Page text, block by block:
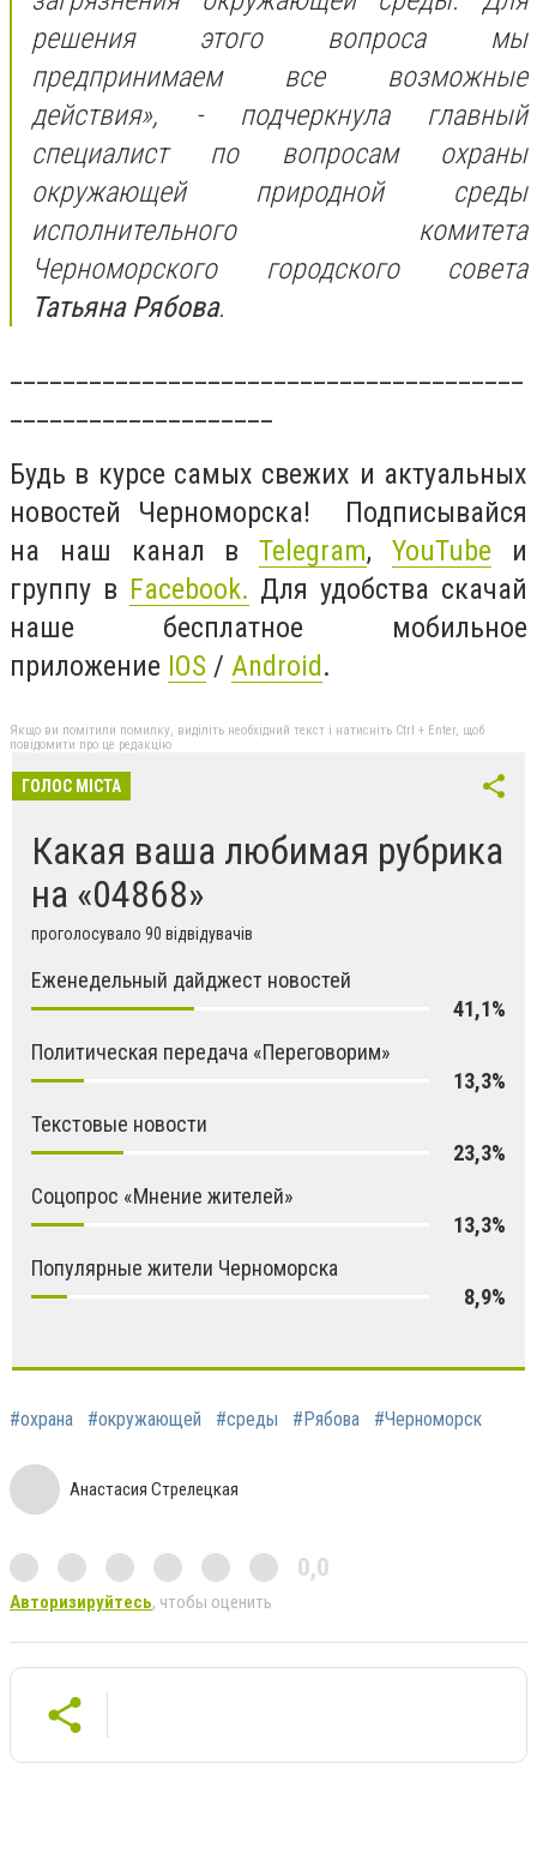
решения этого вопроса мы
предпринимаем все возможные
действия», - подчеркнула главный
специалист по вопросам охраны
окружающей природной среды
исполнительного комитета
Черноморского городского совета
Татьяна Рябова.
Будь в курсе самых свежих и актуальных
новостей Черноморска! Подписывайся
на наш канал вTelegram,YouTube и
группу в Facebook. Для удобства скачай
наше бесплатное мобильное
приложение IOS / Android.
Якщо ви помітили помилку, виділіть необхідний текст і натисніть Ctrl + Enter, щоб
повідомити про це редакцію
ГОЛОС МІСТА
Какая ваша любимая рубрика
на «04868»
проголосувало 90 відвідувачів
Еженедельный дайджест новостей
41,1%
Политическая передача «Переговорим»
13,3%
Текстовые новости
23,3%
Соцопрос «Мнение жителей»
13,3%
Популярные жители Черноморска
8,9%
#охрана #окружающей #среды #Рябова #Черноморск
Анастасия Стрелецкая
0,0
Авторизируйтесь, чтобы оценить